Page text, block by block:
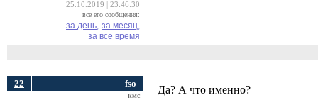
25.10.2019 | 23:46:30
все его сообщения:
за день, за месяц,
за все время
22 fso
кмс Да? А что именно?